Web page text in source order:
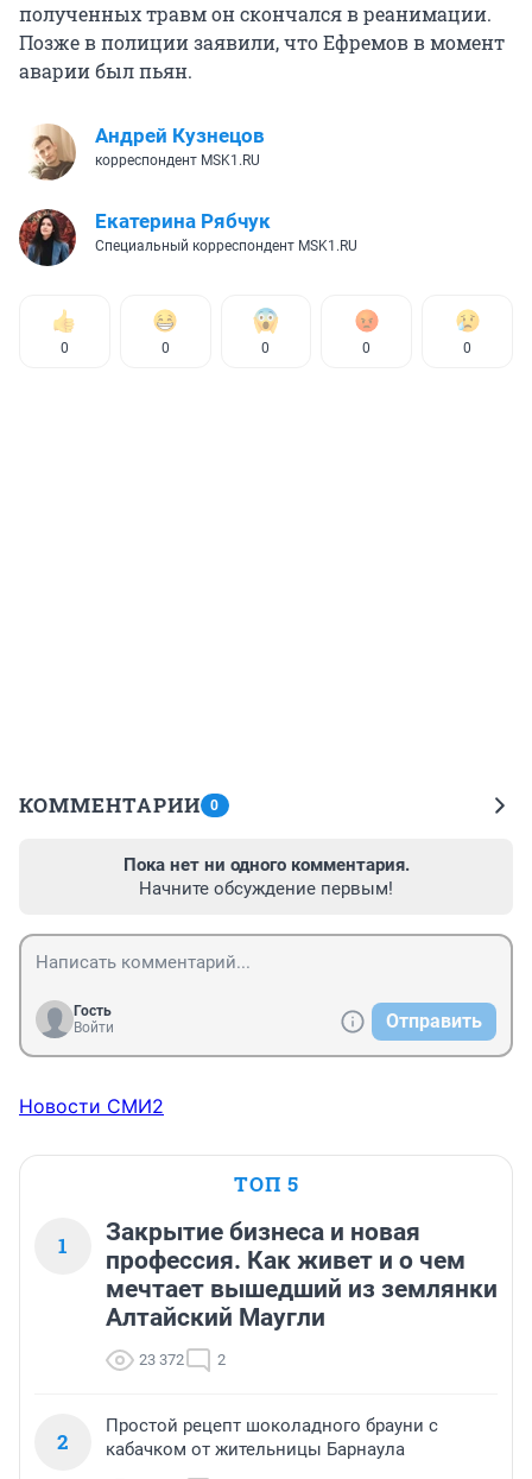
полученных травм он скончался в реанимации.
Позже в полиции заявили, что Ефремов в момент
аварии был пьян.
Андрей Кузнецов
корреспондент MSK1.RU
Екатерина Рябчук
Специальный корреспондент MSK1.RU
0 0 0 0 0
КОММЕНТАРИИ 0
Пока нет ни одного комментария.
Начните обсуждение первым!
Гость
Войти
Отправить
Новости СМИ2
ТОП 5
1
Закрытие бизнеса и новая
профессия. Как живет и о чем
мечтает вышедший из землянки
Алтайский Маугли
23 372 2
2
Простой рецепт шоколадного брауни с
кабачком от жительницы Барнаула